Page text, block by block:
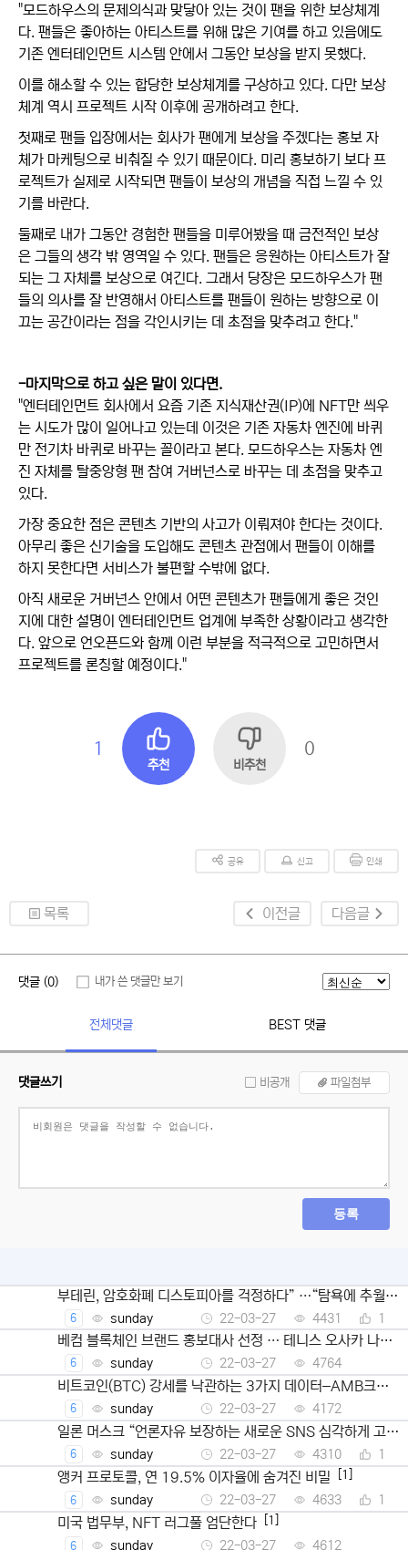
"모드하우스의 문제의식과 맞닿아 있는 것이 팬을 위한 보상체계
다. 팬들은 좋아하는 아티스트를 위해 많은 기여를 하고 있음에도
기존 엔터테인먼트 시스템 안에서 그동안 보상을 받지 못했다.
이를 해소할 수 있는 합당한 보상체계를 구상하고 있다. 다만 보상
체계 역시 프로젝트 시작 이후에 공개하려고 한다.
첫째로 팬들 입장에서는 회사가 팬에게 보상을 주겠다는 홍보 자
체가 마케팅으로 비춰질 수 있기 때문이다. 미리 홍보하기 보다 프
로젝트가 실제로 시작되면 팬들이 보상의 개념을 직접 느낄 수 있
기를 바란다.
둘째로 내가 그동안 경험한 팬들을 미루어봤을 때 금전적인 보상
은 그들의 생각 밖 영역일 수 있다. 팬들은 응원하는 아티스트가 잘
되는 그 자체를 보상으로 여긴다. 그래서 당장은 모드하우스가 팬
들의 의사를 잘 반영해서 아티스트를 팬들이 원하는 방향으로 이
끄는 공간이라는 점을 각인시키는 데 초점을 맞추려고 한다."
-마지막으로 하고 싶은 말이 있다면.
"엔터테인먼트 회사에서 요즘 기존 지식재산권(IP)에 NFT만 씌우
는 시도가 많이 일어나고 있는데 이것은 기존 자동차 엔진에 바퀴
만 전기차 바퀴로 바꾸는 꼴이라고 본다. 모드하우스는 자동차 엔
진 자체를 탈중앙형 팬 참여 거버넌스로 바꾸는 데 초점을 맞추고
있다.
가장 중요한 점은 콘텐츠 기반의 사고가 이뤄져야 한다는 것이다.
아무리 좋은 신기술을 도입해도 콘텐츠 관점에서 팬들이 이해를
하지 못한다면 서비스가 불편할 수밖에 없다.
아직 새로운 거버넌스 안에서 어떤 콘텐츠가 팬들에게 좋은 것인
지에 대한 설명이 엔터테인먼트 업계에 부족한 상황이라고 생각한
다. 앞으로 언오픈드와 함께 이런 부분을 적극적으로 고민하면서
프로젝트를 론칭할 예정이다."
1
추천 비추천
0
공유 신고 인쇄
목록 이전글 다음글
댓글 (0) 내가 쓴 댓글만 보기
전체댓글 BEST 댓글
댓글쓰기 비공개 파일첨부
등록
부테린, 암호화폐 디스토피아를 걱정하다” …“탐욕에 추월당
해선 안된다” 모멘토스 29일 저녁 7시 트위터 스페이스에서
토론
6 sunday 22-03-27 4431 1
베컴 블록체인 브랜드 홍보대사 선정 … 테니스 오사카 나오
미는 FTX 홍보대사
6 sunday 22-03-27 4764
비트코인(BTC) 강세를 낙관하는 3가지 데이터–AMB크립
6 sunday 22-03-27 4172
일론 머스크 “언론자유 보장하는 새로운 SNS 심각하게 고려
중”–트위터 검열에 반발
6 sunday 22-03-27 4310 1
앵커 프로토콜, 연 19.5% 이자율에 숨겨진 비밀 [1]
6 sunday 22-03-27 4633 1
미국 법무부, NFT 러그풀 엄단한다 [1]
6 sunday 22-03-27 4612